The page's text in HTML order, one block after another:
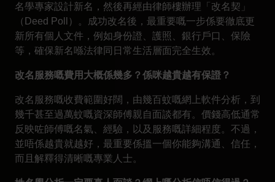
名學專家設計新名，然後再經由律師樓辦理「改名契」
（Deed Poll）。成功改名後，最重要嘅一步係要徹底更
新所有個人文件，例如身份證、護照、銀行戶口、保險
等，確保新名喺法律同日常生活層面完全生效。
改名服務嘅費用大概係幾多？係咪越貴越有保證？
改名服務嘅收費範圍好闊，由幾百蚊嘅網上軟件分析，到
幾千甚至過萬蚊嘅資深師傅親自面談都有。價錢高低通常
反映咗師傅嘅名氣、經驗，以及服務嘅詳細程度。不過，
並唔係越貴就越好，最重要係搵一個你能夠溝通、信任，
而且解釋得清晰嘅專業人士。